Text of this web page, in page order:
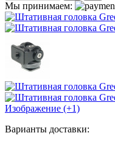
Мы принимаем:
Изображение (+1)
Варианты доставки: